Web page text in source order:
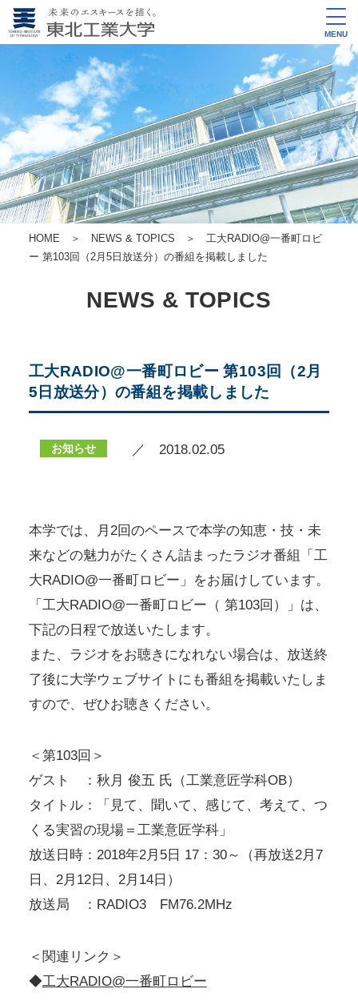
MENU
HOME ＞ NEWS & TOPICS ＞ 工大RADIO@一番町ロビ
ー 第103回（2月5日放送分）の番組を掲載しました
NEWS & TOPICS
工大RADIO@一番町ロビー 第103回（2月
5日放送分）の番組を掲載しました
お知らせ ／ 2018.02.05
本学では、月2回のペースで本学の知恵・技・未
来などの魅力がたくさん詰まったラジオ番組「工
大RADIO@一番町ロビー」をお届けしています。
「工大RADIO@一番町ロビー（ 第103回）」は、
下記の日程で放送いたします。
また、ラジオをお聴きになれない場合は、放送終
了後に大学ウェブサイトにも番組を掲載いたしま
すので、ぜひお聴きください。
＜第103回＞
ゲスト ：秋月 俊五 氏（工業意匠学科OB）
タイトル：「見て、聞いて、感じて、考えて、つ
くる実習の現場＝工業意匠学科」
放送日時：2018年2月5日 17：30～（再放送2月7
日、2月12日、2月14日）
放送局 ：RADIO3 FM76.2MHz
＜関連リンク＞
◆工大RADIO@一番町ロビー